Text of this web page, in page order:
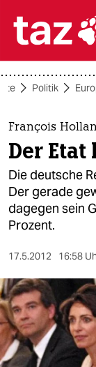
themen
politik
öko
gesellschaft
kultur
sport
berlin
nord
Politik
François
Der
Die deutsche
Der gerade
dagegen sein
Prozent.
17.5.2012 16:58